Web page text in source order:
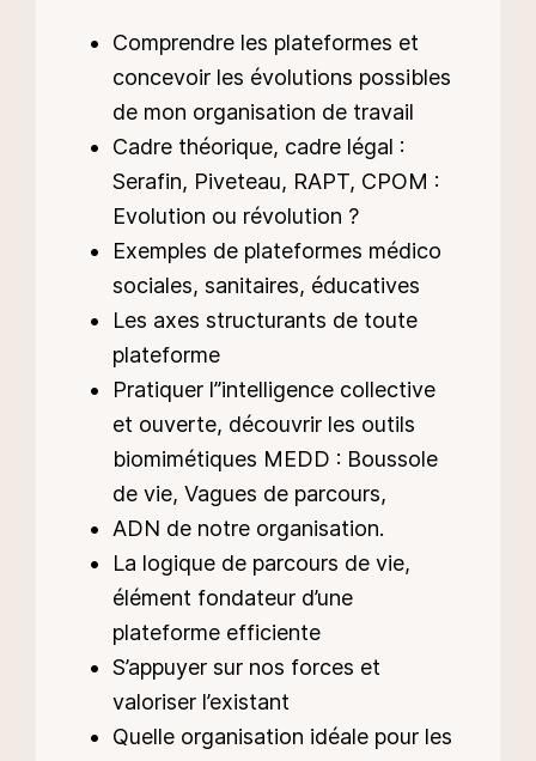
Comprendre les plateformes et
concevoir les évolutions possibles
de mon organisation de travail
Cadre théorique, cadre légal :
Serafin, Piveteau, RAPT, CPOM :
Evolution ou révolution ?
Exemples de plateformes médico
sociales, sanitaires, éducatives
Les axes structurants de toute
plateforme
Pratiquer l’’intelligence collective
et ouverte, découvrir les outils
biomimétiques MEDD : Boussole
de vie, Vagues de parcours,
ADN de notre organisation.
La logique de parcours de vie,
élément fondateur d’une
plateforme efficiente
S’appuyer sur nos forces et
valoriser l’existant
Quelle organisation idéale pour les